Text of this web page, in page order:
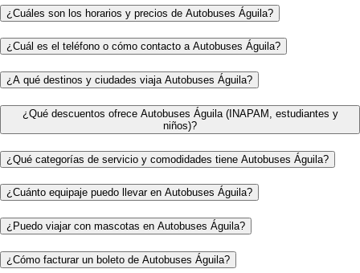
¿Cuáles son los horarios y precios de Autobuses Águila?
¿Cuál es el teléfono o cómo contacto a Autobuses Águila?
¿A qué destinos y ciudades viaja Autobuses Águila?
¿Qué descuentos ofrece Autobuses Águila (INAPAM, estudiantes y
niños)?
¿Qué categorías de servicio y comodidades tiene Autobuses Águila?
¿Cuánto equipaje puedo llevar en Autobuses Águila?
¿Puedo viajar con mascotas en Autobuses Águila?
¿Cómo facturar un boleto de Autobuses Águila?